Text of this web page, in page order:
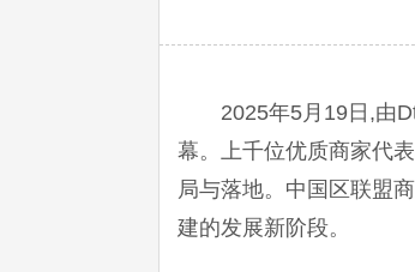
2025年5月19日,由
幕。上千位优质商家代
局与落地。中国区联盟
建的发展新阶段。